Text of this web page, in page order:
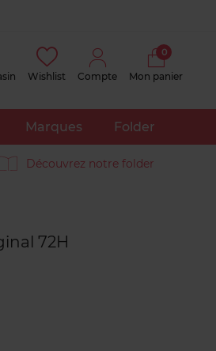
Wishlist Compte Mon panier
0
Marques Folder
Découvrez notre folder
72H